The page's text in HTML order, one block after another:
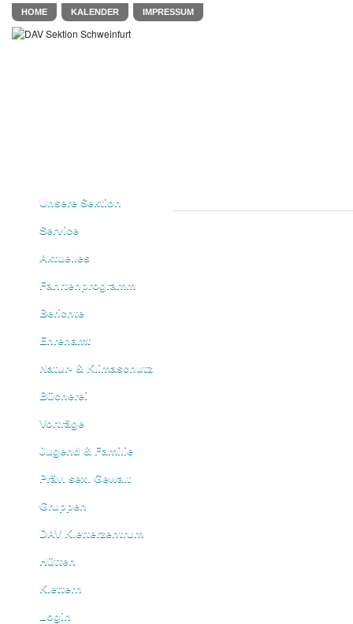
HOME KALENDER IMPRESSUM
Unsere Sektion
Service
Aktuelles
Fahrtenprogramm
Berichte
Ehrenamt
Natur- & Klimaschutz
Bücherei
Vorträge
Jugend & Familie
Präv. sex. Gewalt
Gruppen
DAV Kletterzentrum
Hütten
Klettern
Login